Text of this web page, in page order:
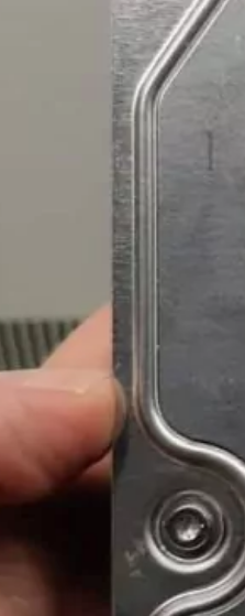
данные в 98%
информации не
или пищит.
диагностику